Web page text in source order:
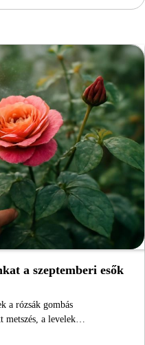
a szeptemberi esők
a rózsák gombás
metszés, a levelek…